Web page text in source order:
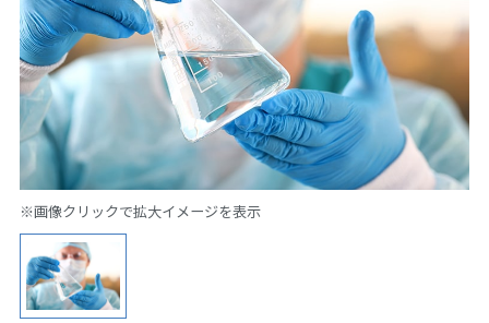
※画像クリックで拡大イメージを表示